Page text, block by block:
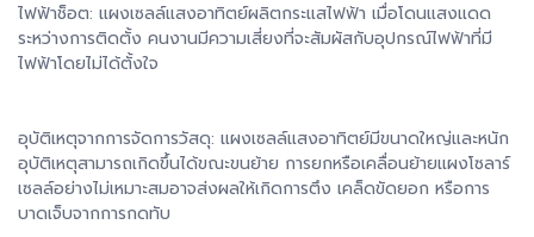
ไฟฟ้าช็อต: แผงเซลล์แสงอาทิตย์ผลิตกระแสไฟฟ้า เมื่อโดนแสงแดด
ระหว่างการติดตั้ง คนงานมีความเสี่ยงที่จะสัมผัสกับอุปกรณ์ไฟฟ้าที่มี
ไฟฟ้าโดยไม่ได้ตั้งใจ
อุบัติเหตุจากการจัดการวัสดุ: แผงเซลล์แสงอาทิตย์มีขนาดใหญ่และหนัก
อุบัติเหตุสามารถเกิดขึ้นได้ขณะขนย้าย การยกหรือเคลื่อนย้ายแผงโซลาร์
เซลล์อย่างไม่เหมาะสมอาจส่งผลให้เกิดการตึง เคล็ดขัดยอก หรือการ
บาดเจ็บจากการกดทับ